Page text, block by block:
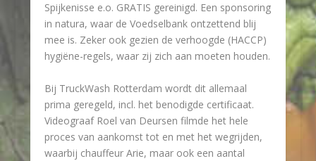
Spijkenisse e.o. GRATIS gereinigd. Een sponsoring
in natura, waar de Voedselbank ontzettend blij
mee is. Zeker ook gezien de verhoogde (HACCP)
hygiëne-regels, waar zij zich aan moeten houden.
Bij TruckWash Rotterdam wordt dit allemaal
prima geregeld, incl. het benodigde certificaat.
Videograaf Roel van Deursen filmde het hele
proces van aankomst tot en met het wegrijden,
waarbij chauffeur Arie, maar ook een aantal